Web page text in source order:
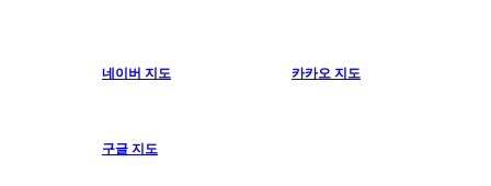
네이버 지도 카카오 지도
구글 지도